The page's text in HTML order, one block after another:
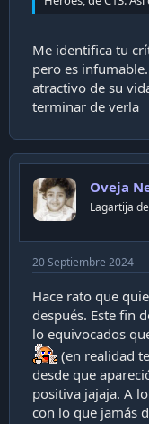
Me identifica tu
pero es
atractivo de su
terminar de verla
Oveja
Lagartija
20 Septiembre 2024
Hace rato que
después. Este fin
lo equivocados
(en realidad
desde que
positiva jajaja. A
con lo que jamás